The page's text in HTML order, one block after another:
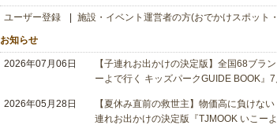
ユーザー登録 施設・イベント運営者の方(おでかけスポット
お知らせ
2026年07月06日
【子連れお出かけの決定版】全国68ブラ
ーよで行く キッズパークGUIDE BOOK』7
2026年05月28日
【夏休み直前の救世主】物価高に負けな
連れお出かけの決定版『TJMOOK いこー